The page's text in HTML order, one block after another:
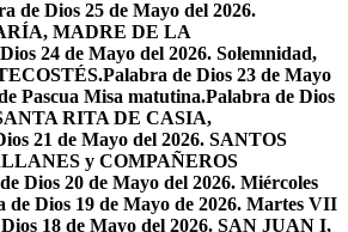
de Dios 25 de Mayo del 2026.
MADRE DE LA
24 de Mayo del 2026. Solemnidad,
Palabra de Dios 23 de Mayo
Pascua Misa matutina.Palabra de Dios
RITA DE CASIA,
21 de Mayo del 2026. SANTOS
y COMPAÑEROS
Dios 20 de Mayo del 2026. Miércoles
de Dios 19 de Mayo de 2026. Martes VII
18 de Mayo del 2026. SAN JUAN I,